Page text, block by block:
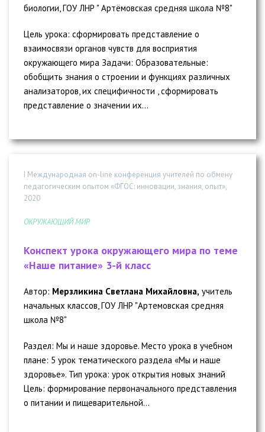
биологии, ГОУ ЛНР " Артёмовская средняя школа №8"
Цель урока: сформировать представление о
взаимосвязи органов чувств для восприятия
окружающего мира Задачи: Образовательные:
обобщить знания о строении и функциях различных
анализаторов, их специфичности , сформировать
представление о значении их...
I Международная on-line конференция учителей по обмену
педагогическим опытом «ФГОС: инновации, знания, опыт»,
2020
ОКРУЖАЮЩИЙ МИР
Конспект урока окружающего мира по теме
«Наше питание» 3-й класс
Автор: Мерзликина Светлана Михайловна, учитель
начальных классов, ГОУ ЛНР "Артемовская средняя
школа №8"
Раздел: Мы и наше здоровье. Место урока в учебном
плане: 5 урок тематического раздела «Мы и наше
здоровье». Тип урока: урок открытия новых знаний
Цель: формирование первоначального представления
о питании и пищеварительной...